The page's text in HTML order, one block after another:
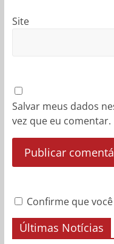
Site
Salvar meus dados
vez que eu comentar.
Confirme que
Últimas Notícias